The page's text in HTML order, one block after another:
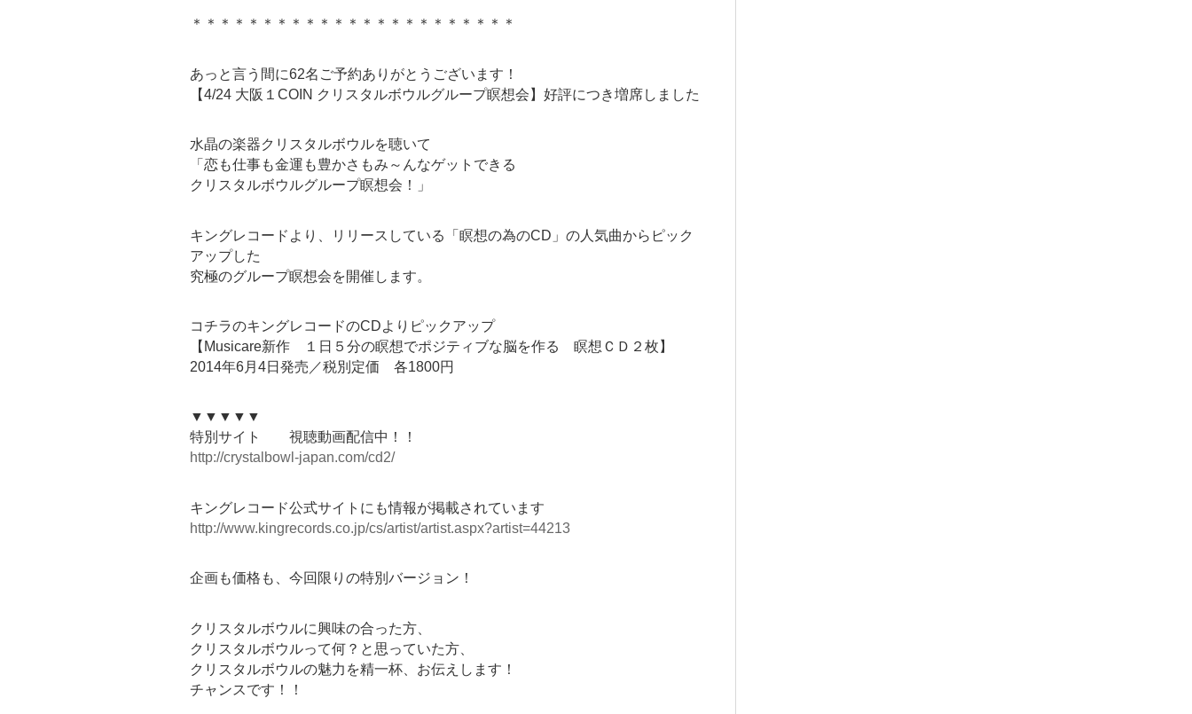
＊＊＊＊＊＊＊＊＊＊＊＊＊＊＊＊＊＊＊＊＊＊＊
あっと言う間に62名ご予約ありがとうございます！
【4/24 大阪１COIN クリスタルボウルグループ瞑想会】好評につき増席しました
水晶の楽器クリスタルボウルを聴いて
「恋も仕事も金運も豊かさもみ～んなゲットできる
クリスタルボウルグループ瞑想会！」
キングレコードより、リリースしている「瞑想の為のCD」の人気曲からピック
アップした
究極のグループ瞑想会を開催します。
コチラのキングレコードのCDよりピックアップ
【Musicare新作 １日５分の瞑想でポジティブな脳を作る 瞑想ＣＤ２枚】
2014年6月4日発売／税別定価 各1800円
▼▼▼▼▼
特別サイト 視聴動画配信中！！
http://crystalbowl-japan.com/cd2/
キングレコード公式サイトにも情報が掲載されています
http://www.kingrecords.co.jp/cs/artist/artist.aspx?artist=44213
企画も価格も、今回限りの特別バージョン！
クリスタルボウルに興味の合った方、
クリスタルボウルって何？と思っていた方、
クリスタルボウルの魅力を精一杯、お伝えします！
チャンスです！！